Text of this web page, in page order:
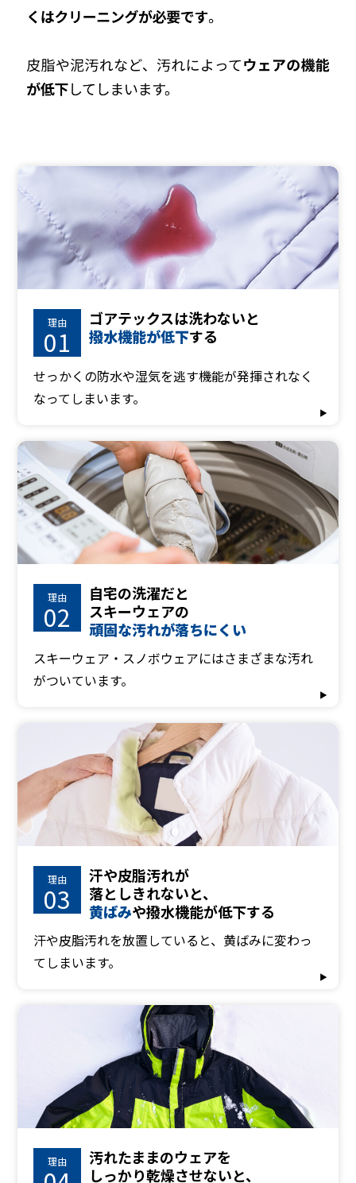
理由
01
ゴアテックスは洗わないと
撥水機能が低下する
せっかくの防水や湿気を逃す機能が発揮されなく
なってしまいます。
理由
02
自宅の洗濯だと
スキーウェアの
頑固な汚れが落ちにくい
スキーウェア・スノボウェアにはさまざまな汚れ
がついています。
理由
03
汗や皮脂汚れが
落としきれないと、
黄ばみや撥水機能が低下する
汗や皮脂汚れを放置していると、黄ばみに変わっ
てしまいます。
理由
汚れたままのウェアを
しっかり乾燥させないと、